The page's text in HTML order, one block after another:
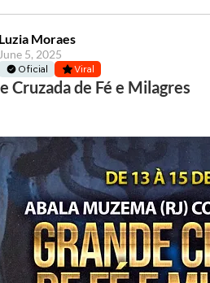
Luzia Moraes
June 5, 2025
Oficial Viral
Cruzada de Fé e Milagres